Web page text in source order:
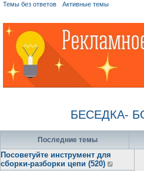
Темы без ответов Активные темы
БЕСЕДКА-
Последние темы
Посоветуйте инструмент для
сборки-разборки цепи (520)